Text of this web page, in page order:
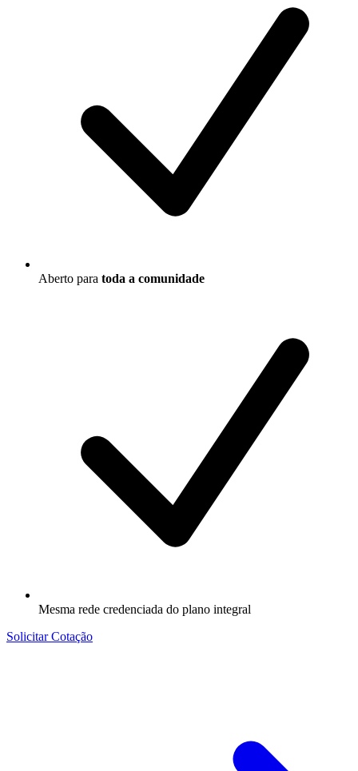
Aberto para toda a comunidade
Mesma rede credenciada do plano integral
Solicitar Cotação